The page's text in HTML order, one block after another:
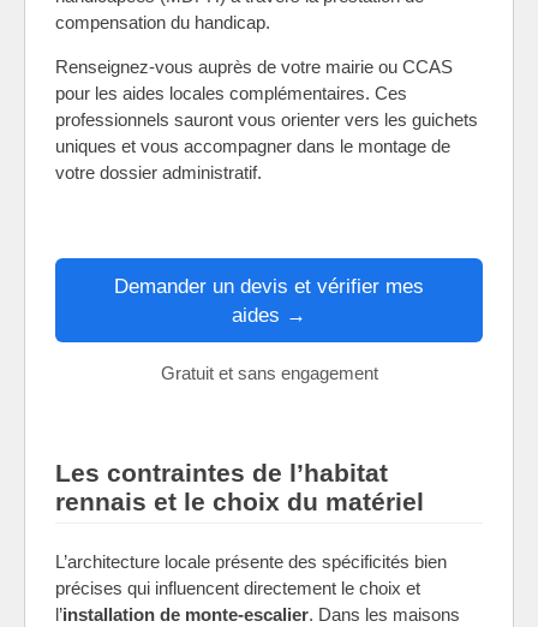
compensation du handicap.
Renseignez-vous auprès de votre mairie ou CCAS
pour les aides locales complémentaires. Ces
professionnels sauront vous orienter vers les guichets
uniques et vous accompagner dans le montage de
votre dossier administratif.
Demander un devis et vérifier mes
aides →
Gratuit et sans engagement
Les contraintes de l’habitat
rennais et le choix du matériel
L’architecture locale présente des spécificités bien
précises qui influencent directement le choix et
l’installation de monte-escalier. Dans les maisons